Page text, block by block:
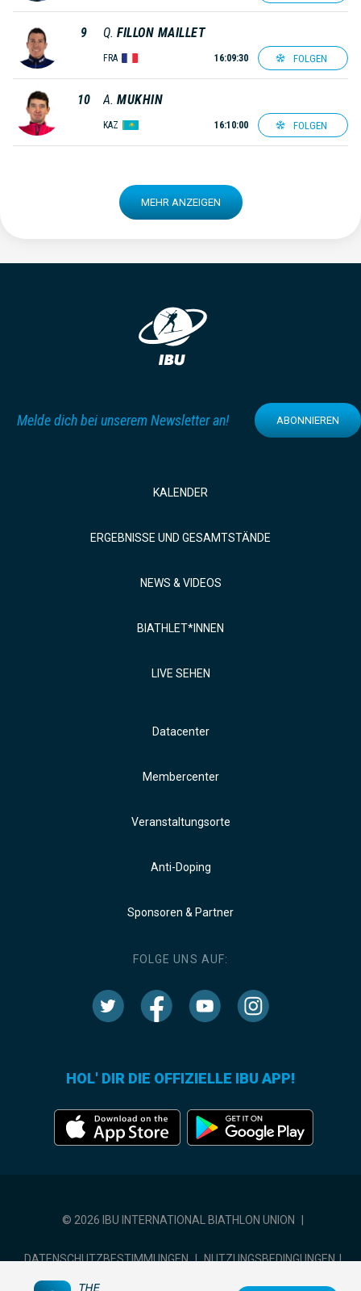
9 Q. FILLON MAILLET
FRA 16:09:30 FOLGEN
10 A. MUKHIN
KAZ 16:10:00 FOLGEN
MEHR ANZEIGEN
Melde dich bei unserem Newsletter an! ABONNIEREN
KALENDER
ERGEBNISSE UND GESAMTSTÄNDE
NEWS & VIDEOS
BIATHLET*INNEN
LIVE SEHEN
Datacenter
Membercenter
Veranstaltungsorte
Anti-Doping
Sponsoren & Partner
FOLGE UNS AUF:
HOL' DIR DIE OFFIZIELLE IBU APP!
© 2026 IBU INTERNATIONAL BIATHLON UNION
DATENSCHUTZBESTIMMUNGEN | NUTZUNGSBEDINGUNGEN |